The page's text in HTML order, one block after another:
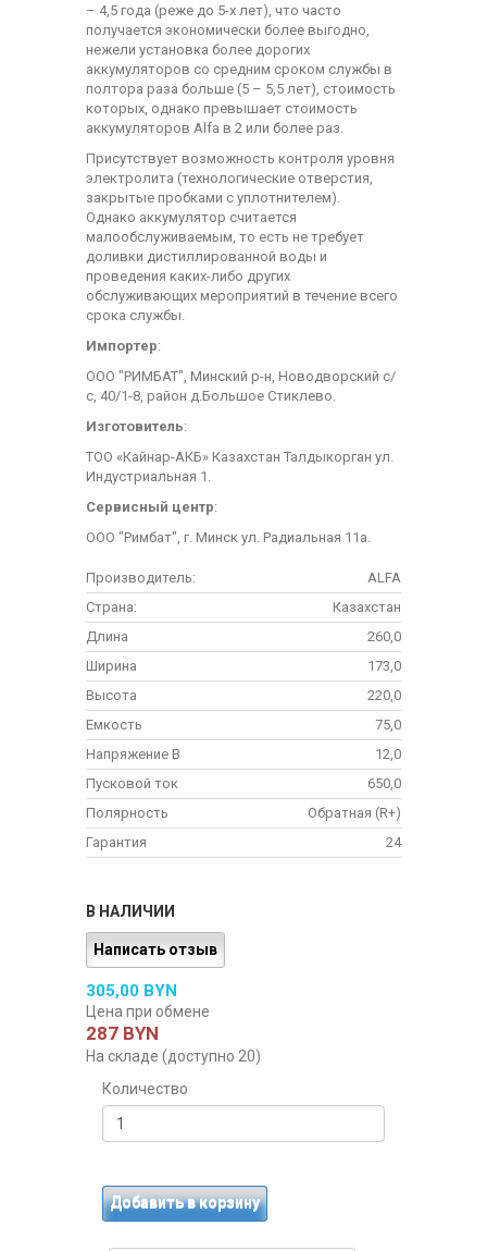
– 4,5 года (реже до 5-х лет), что часто
получается экономически более выгодно,
нежели установка более дорогих
аккумуляторов со средним сроком службы в
полтора раза больше (5 – 5,5 лет), стоимость
которых, однако превышает стоимость
аккумуляторов Alfa в 2 или более раз.
Присутствует возможность контроля уровня
электролита (технологические отверстия,
закрытые пробками с уплотнителем).
Однако аккумулятор считается
малообслуживаемым, то есть не требует
доливки дистиллированной воды и
проведения каких-либо других
обслуживающих мероприятий в течение всего
срока службы.
Импортер:
ООО "РИМБАТ", Минский р-н, Новодворский с/
с, 40/1-8, район д.Большое Стиклево.
Изготовитель:
ТОО «Кайнар-АКБ» Казахстан Талдыкорган ул.
Индустриальная 1.
Сервисный центр:
ООО "Римбат", г. Минск ул. Радиальная 11а.
Производитель:
ALFA
Страна:
Казахстан
Длина
260,0
Ширина
173,0
Высота
220,0
Емкость
75,0
Напряжение В
12,0
Пусковой ток
650,0
Полярность
Обратная (R+)
Гарантия
24
В НАЛИЧИИ
Написать отзыв
305,00 BYN
Цена при обмене
287 BYN
На складе (доступно 20)
Количество
Добавить в корзину